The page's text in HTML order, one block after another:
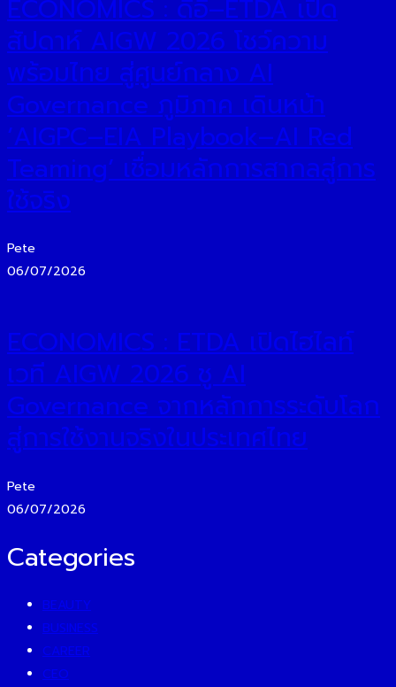
ECONOMICS : ดีอี–ETDA เปิด
สัปดาห์ AIGW 2026 โชว์ความ
พร้อมไทย สู่ศูนย์กลาง AI
Governance ภูมิภาค เดินหน้า
‘AIGPC–EIA Playbook–AI Red
Teaming’ เชื่อมหลักการสากลสู่การ
ใช้จริง
Pete
06/07/2026
ECONOMICS : ETDA เปิดไฮไลท์
เวที AIGW 2026 ชู AI
Governance จากหลักการระดับโลก
สู่การใช้งานจริงในประเทศไทย
Pete
06/07/2026
Categories
BEAUTY
BUSINESS
CAREER
CEO